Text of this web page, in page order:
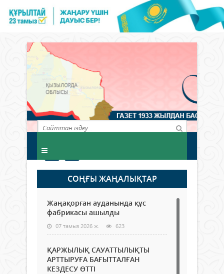
СОҢҒЫ ЖАҢАЛЫҚТАР
Жаңақорған ауданында құс
фабрикасы ашылды
07 тамыз 2026 ж. 623
ҚАРЖЫЛЫҚ САУАТТЫЛЫҚТЫ
АРТТЫРУҒА БАҒЫТТАЛҒАН
КЕЗДЕСУ ӨТТІ